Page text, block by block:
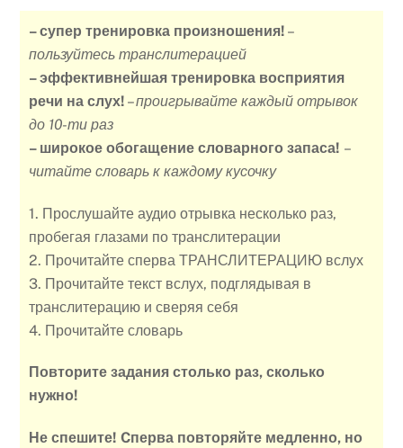
– супер тренировка произношения! –
пользуйтесь транслитерацией
– эффективнейшая тренировка восприятия
речи на слух! –проигрывайте каждый отрывок
до 10-ти раз
– широкое обогащение словарного запаса! –
читайте словарь к каждому кусочку
1. Прослушайте аудио отрывка несколько раз,
пробегая глазами по транслитерации
2. Прочитайте сперва ТРАНСЛИТЕРАЦИЮ вслух
3. Прочитайте текст вслух, подглядывая в
транслитерацию и сверяя себя
4. Прочитайте словарь
Повторите задания столько раз, сколько
нужно!
Не спешите! Cперва повторяйте медленно, но